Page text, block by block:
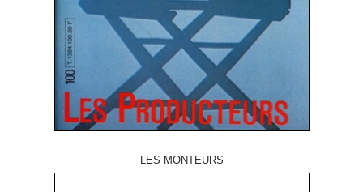
LES MONTEURS